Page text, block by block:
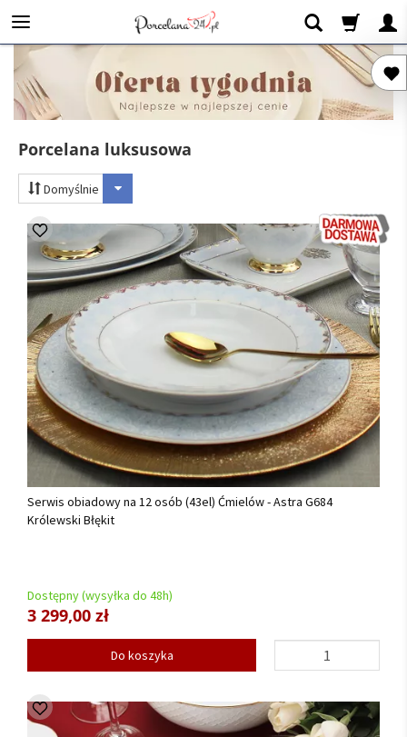
Porcelana luksusowa
Domyślnie
Serwis obiadowy na 12 osób (43el) Ćmielów - Astra G684
Królewski Błękit
Dostępny (wysyłka do 48h)
3 299,00 zł
Do koszyka